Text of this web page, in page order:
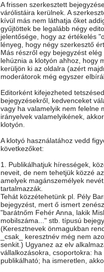
A frissen szerkesztett
várólistáira kerülnek. A
kívül más nem láthatja őket
gyűjtöttek be legalább négy
jelentősége, hogy az értékelés
lényeg, hogy négy szerkesztő
Más részről egy bejegyzést
lehúznia a klotyón ahhoz, hogy
kerüljön ki az oldalra (azért
moderátorok még egyszer
Editorként kifejezheted
bejegyzésekről, kedvenceket
vagy ha valamelyik nem felelne
irányelvek valamelyikének,
klotyón.
A klotyó használatához vedd
következőket:
1. Publikálhatjuk hírességek,
neveit, de nem tehetjük közzé
amelyek magánszemélyek
tartalmazzák.
Tehát közzétehetünk pl. Pély
bejegyzést, mert ő ismert
"barátnőm Fehér Anna, lakik
mobilszáma..." stb. típusú
(Keresztnevek önmagukban
_csak_ keresztnév még nem
senkit.) Ugyanez az elv
vállalkozásokra, csoportokra: ha
publikálható; ha ismeretlen,